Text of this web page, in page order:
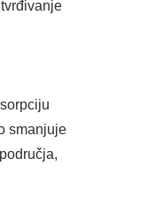
smanjuje